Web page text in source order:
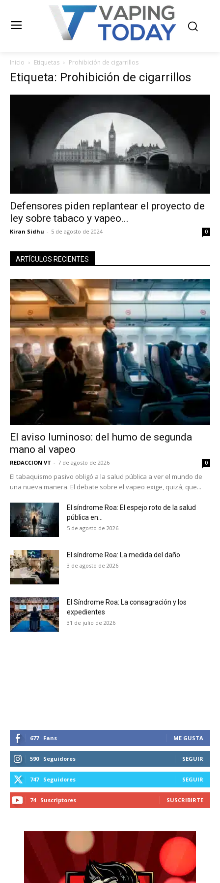
No te pierdas de las
Inicio Etiquetas Prohibición de cigarrillos
Etiqueta: Prohibición de cigarrillos
Defensores piden replantear el proyecto de
ley sobre tabaco y vapeo...
Kiran Sidhu - 5 de agosto de 2024 0
ARTÍCULOS RECIENTES
El aviso luminoso: del humo de segunda
mano al vapeo
REDACCION VT - 7 de agosto de 2026 0
El tabaquismo pasivo obligó a la salud pública a ver el mundo de
una nueva manera. El debate sobre el vapeo exige, quizá, que...
El síndrome Roa: El espejo roto de la salud
pública en...
5 de agosto de 2026
El síndrome Roa: La medida del daño
3 de agosto de 2026
El Síndrome Roa: La consagración y los
expedientes
31 de julio de 2026
677 Fans ME GUSTA
590 Seguidores SEGUIR
747 Seguidores SEGUIR
74 Suscriptores SUSCRIBIRTE